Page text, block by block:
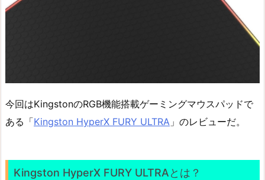
今回はKingstonのRGB機能搭載ゲーミングマウスパッドで
ある「Kingston HyperX FURY ULTRA 」のレビューだ。
Kingston HyperX FURY ULTRAとは？